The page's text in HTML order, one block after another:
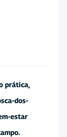
prática,
dos-
estar